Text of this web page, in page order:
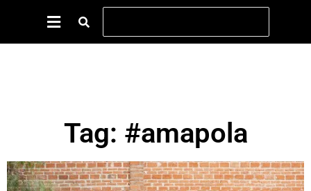
Tag: #amapola